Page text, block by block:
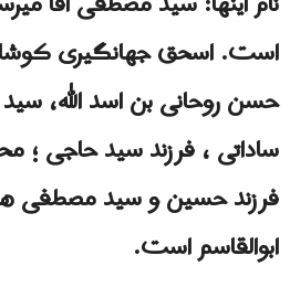
است. اسحق جهانگیری
حسن روحانی بن اسد الله، سید
ساداتی ، فرزند سید حاجی ؛
فرزند حسین و سید مصطفی
ابوالقاسم است.